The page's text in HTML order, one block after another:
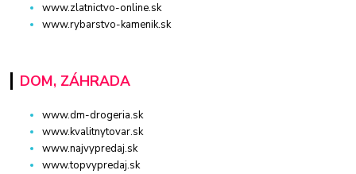
www.zlatnictvo-online.sk
www.rybarstvo-kamenik.sk
DOM, ZÁHRADA
www.dm-drogeria.sk
www.kvalitnytovar.sk
www.najvypredaj.sk
www.topvypredaj.sk